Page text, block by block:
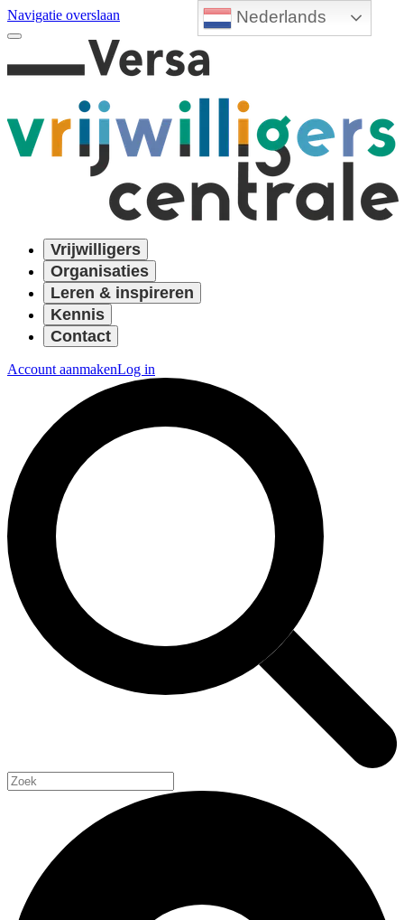
Nederlands
Navigatie overslaan
Vrijwilligers
Organisaties
Leren & inspireren
Kennis
Contact
Account aanmakenLog in